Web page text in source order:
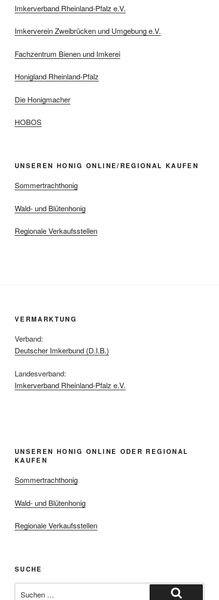
Imkerverband Rheinland-Pfalz e.V.
Imkerverein Zweibrücken und Umgebung e.V.
Fachzentrum Bienen und Imkerei
Honigland Rheinland-Pfalz
Die Honigmacher
HOBOS
UNSEREN HONIG ONLINE/REGIONAL KAUFEN
Sommertrachthonig
Wald- und Blütenhonig
Regionale Verkaufsstellen
VERMARKTUNG
Verband:
Deutscher Imkerbund (D.I.B.)
Landesverband:
Imkerverband Rheinland-Pfalz e.V.
UNSEREN HONIG ONLINE ODER REGIONAL
KAUFEN
Sommertrachthonig
Wald- und Blütenhonig
Regionale Verkaufsstellen
SUCHE